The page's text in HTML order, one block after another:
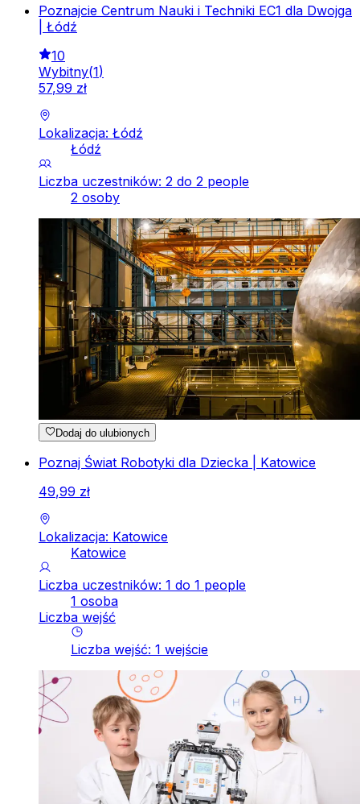
Poznajcie Centrum Nauki i Techniki EC1 dla Dwojga
| Łódź
10
Wybitny(1)
57,99 zł
Lokalizacja: Łódź
Łódź
Liczba uczestników: 2 do 2 people
2 osoby
Dodaj do ulubionych
Poznaj Świat Robotyki dla Dziecka | Katowice
49,99 zł
Lokalizacja: Katowice
Katowice
Liczba uczestników: 1 do 1 people
1 osoba
Liczba wejść
Liczba wejść: 1 wejście